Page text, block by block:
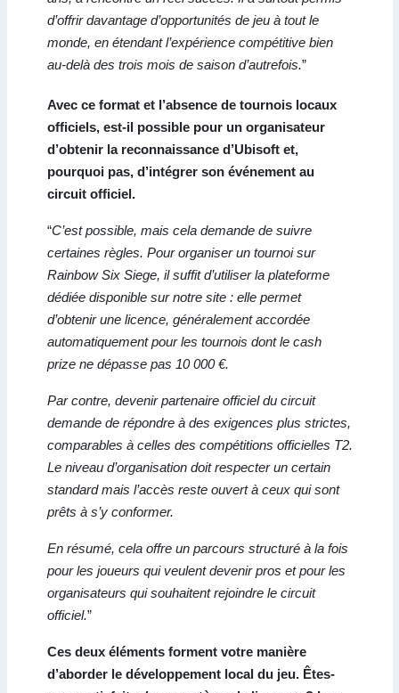
d’offrir davantage d’opportunités de jeu à tout le
monde, en étendant l’expérience compétitive bien
au-delà des trois mois de saison d’autrefois.”
Avec ce format et l’absence de tournois locaux
officiels, est-il possible pour un organisateur
d’obtenir la reconnaissance d’Ubisoft et,
pourquoi pas, d’intégrer son événement au
circuit officiel.
“C’est possible, mais cela demande de suivre
certaines règles. Pour organiser un tournoi sur
Rainbow Six Siege, il suffit d’utiliser la plateforme
dédiée disponible sur notre site : elle permet
d’obtenir une licence, généralement accordée
automatiquement pour les tournois dont le cash
prize ne dépasse pas 10 000 €.
Par contre, devenir partenaire officiel du circuit
demande de répondre à des exigences plus strictes,
comparables à celles des compétitions officielles T2.
Le niveau d’organisation doit respecter un certain
standard mais l’accès reste ouvert à ceux qui sont
prêts à s’y conformer.
En résumé, cela offre un parcours structuré à la fois
pour les joueurs qui veulent devenir pros et pour les
organisateurs qui souhaitent rejoindre le circuit
officiel.”
Ces deux éléments forment votre manière
d’aborder le développement local du jeu. Êtes-